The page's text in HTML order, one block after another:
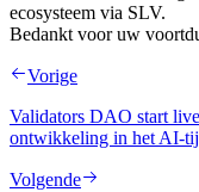
ecosysteem via SLV.
Bedankt voor uw
Vorige
Validators DAO start
ontwikkeling in het AI-
Volgende